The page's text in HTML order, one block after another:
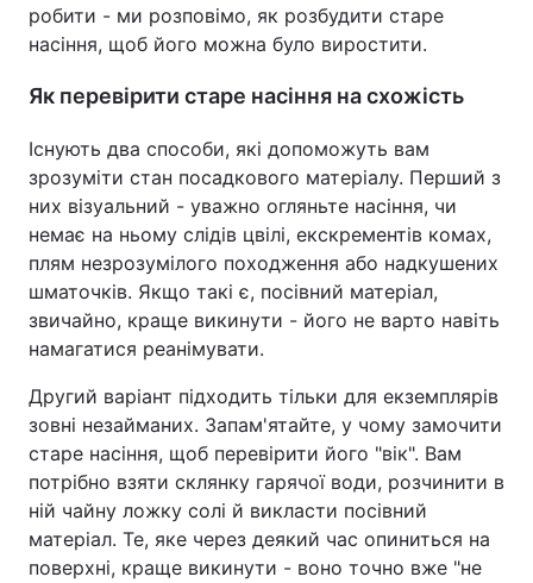
Спорт Наука
Здоров'я Туризм
Цікавинки Погода
Екологія Регіони
Відео з Youtube Статті
Інтерв'ю Думки
Архів Вакансії
Контакти
робити - ми розповімо, як розбудити старе
насіння, щоб його можна було виростити.
Як перевірити старе насіння на схожість
Існують два способи, які допоможуть вам
зрозуміти стан посадкового матеріалу. Перший з
них візуальний - уважно огляньте насіння, чи
немає на ньому слідів цвілі, екскрементів комах,
плям незрозумілого походження або надкушених
шматочків. Якщо такі є, посівний матеріал,
звичайно, краще викинути - його не варто навіть
намагатися реанімувати.
Другий варіант підходить тільки для екземплярів
зовні незайманих. Запам'ятайте, у чому замочити
старе насіння, щоб перевірити його "вік". Вам
потрібно взяти склянку гарячої води, розчинити в
ній чайну ложку солі й викласти посівний
матеріал. Те, яке через деякий час опиниться на
поверхні, краще викинути - воно точно вже "не